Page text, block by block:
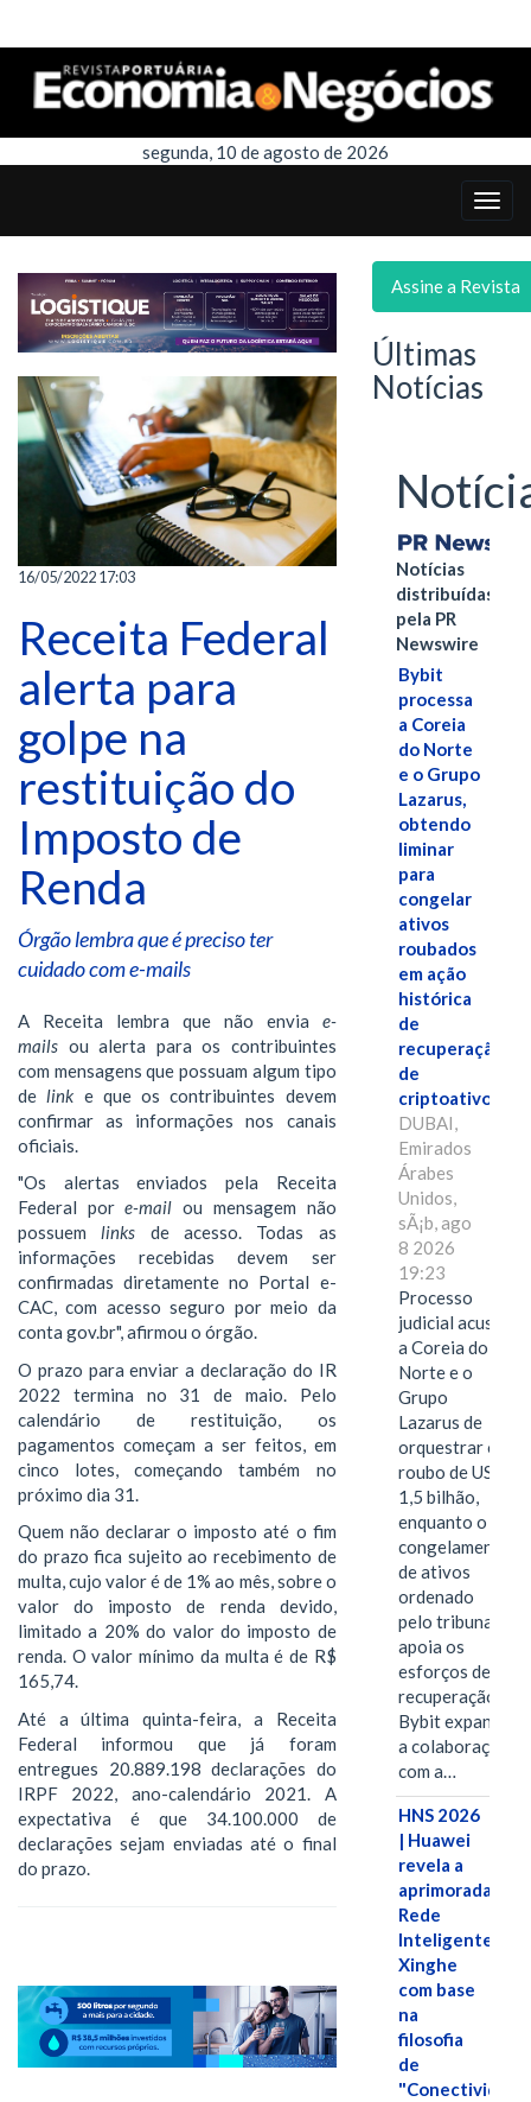
segunda, 10 de agosto de 2026
16/05/2022 17:03
Receita Federal
alerta para
golpe na
restituição do
Imposto de
Renda
Órgão lembra que é preciso ter
cuidado com e-mails
A Receita lembra que não envia e-
mails ou alerta para os contribuintes
com mensagens que possuam algum tipo
delink e que os contribuintes devem
confirmar as informações nos canais
oficiais.
"Os alertas enviados pela Receita
Federal pore-mail ou mensagem não
possuemlinks de acesso. Todas as
informações recebidas devem ser
confirmadas diretamente no Portal e-
CAC, com acesso seguro por meio da
conta gov.br", afirmou o órgão.
O prazo para enviar a declaração do IR
2022 termina no 31 de maio. Pelo
calendário de restituição, os
pagamentos começam a ser feitos, em
cinco lotes, começando também no
próximo dia 31.
Quem não declarar o imposto até o fim
do prazo fica sujeito ao recebimento de
multa, cujo valor é de 1% ao mês, sobre o
valor do imposto de renda devido,
limitado a 20% do valor do imposto de
renda. O valor mínimo da multa é de R$
165,74.
Até a última quinta-feira, a Receita
Federal informou que já foram
entregues 20.889.198 declarações do
IRPF 2022, ano-calendário 2021. A
expectativa é que 34.100.000 de
declarações sejam enviadas até o final
do prazo.
Assine a Revista
Últimas
Notícias
Notícias
distribuídas
pela PR
Newswire
Bybit
processa
a Coreia
do Norte
e o Grupo
Lazarus,
obtendo
liminar
para
congelar
ativos
roubados
em ação
histórica
de
recuperação
de
criptoativos
DUBAI,
Emirados
Árabes
Unidos,
sÃ¡b, ago
8 2026
19:23
Processo
judicial acusa
a Coreia do
Norte e o
Grupo
Lazarus de
orquestrar o
roubo de US$
1,5 bilhão,
enquanto o
congelamento
de ativos
ordenado
pelo tribunal
apoia os
esforços de
recuperação e
Bybit expande
a colaboração
com a…
HNS 2026
| Huawei
revela a
aprimorada
Rede
Inteligente
Xinghe
com base
na
filosofia
de
"Conectividade